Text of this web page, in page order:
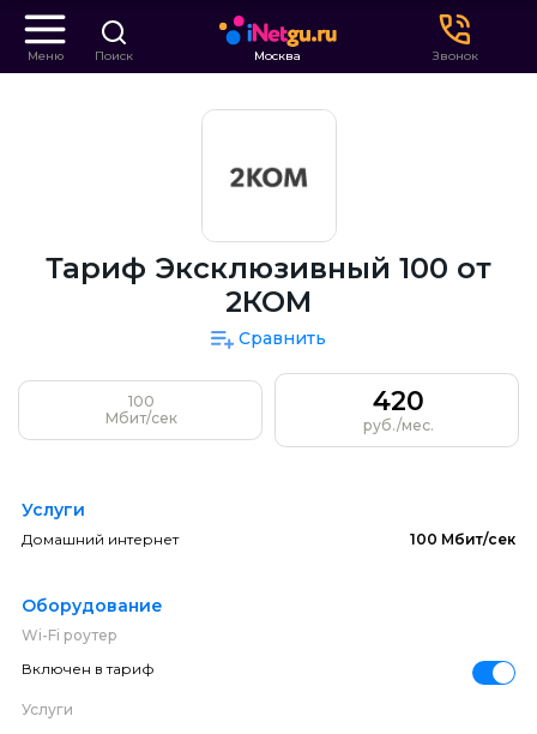
Меню Поиск Москва Звонок
Тариф Эксклюзивный 100 от
2КОМ
Сравнить
100
Мбит/сек
420
руб./мес.
Услуги
Домашний интернет 100 Мбит/сек
Оборудование
Wi-Fi роутер
Включен в тариф
Услуги